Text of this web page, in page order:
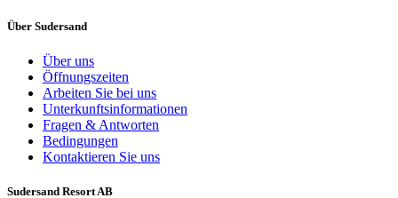
Über Sudersand
Über uns
Öffnungszeiten
Arbeiten Sie bei uns
Unterkunftsinformationen
Fragen & Antworten
Bedingungen
Kontaktieren Sie uns
Sudersand Resort AB